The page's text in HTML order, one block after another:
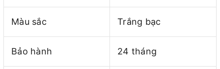
Màu sắc Trắng bạc
Bảo hành 24 tháng